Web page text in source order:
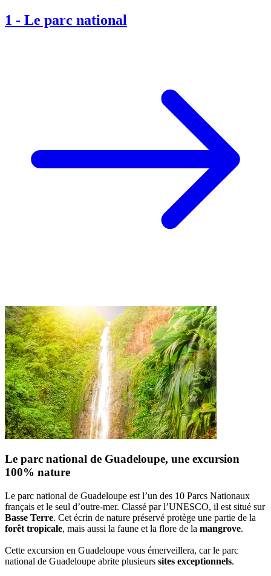
1 - Le parc national
Le parc national de Guadeloupe, une excursion
100% nature
Le parc national de Guadeloupe est l’un des 10 Parcs Nationaux
français et le seul d’outre-mer. Classé par l’UNESCO, il est situé sur
Basse Terre. Cet écrin de nature préservé protège une partie de la
forêt tropicale, mais aussi la faune et la flore de la mangrove.
Cette excursion en Guadeloupe vous émerveillera, car le parc
national de Guadeloupe abrite plusieurs sites exceptionnels.